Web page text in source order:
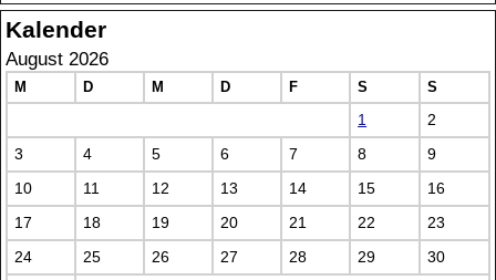
Kalender
August 2026
M D M D F S S
1
2
3
4 5 6 7 8
9
10
11 12 13 14 15
16
17
18 19 20 21 22
23
24
25 26 27 28 29
30